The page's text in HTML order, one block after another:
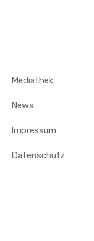
Mediathek
News
Impressum
Datenschutz